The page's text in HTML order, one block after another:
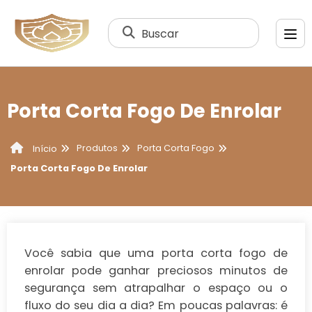
Buscar
Porta Corta Fogo De Enrolar
Início Produtos
Porta Corta Fogo
Porta Corta Fogo De Enrolar
Você sabia que uma porta corta fogo de
enrolar pode ganhar preciosos minutos de
segurança sem atrapalhar o espaço ou o
fluxo do seu dia a dia? Em poucas palavras: é